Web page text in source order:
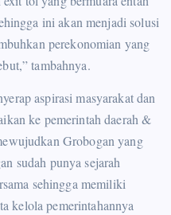
ini akan menjadi solusi
perekonomian yang
tambahnya.
aspirasi masyarakat dan
ke pemerintah daerah &
Grobogan yang
sudah punya sejarah
sehingga memiliki
kelola pemerintahannya